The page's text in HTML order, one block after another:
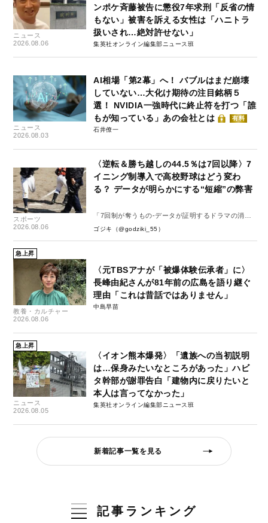
ニュース
2026.08.06
ンポケ斉藤被告に懲役7年求刑「反省の情
もない」被害を訴える女性は「ハニトラ
扱いされ…絶対許せない」
集英社オンライン編集部ニュース班
ニュース
2026.08.03
AI相場「第2幕」へ！ バブルはまだ崩壊
していない…大化け期待の注目銘柄５
選！ NVIDIA一強時代に終止符を打つ「誰
もが知っている」あの会社とは
有料
石井僚一
スポーツ
2026.08.06
〈逆転＆勝ち越しの44.5％は7回以降〉7
イニング制導入で高校野球はどう変わ
る？ データが明らかにする“短縮”の弊害
「7回制が奪うもの-データが証明するドラマの消
失-」
ゴジキ（@godziki_55）
急上昇
教養・カルチャー
2026.08.06
〈元TBSアナが「被爆体験伝承者」に〉
長峰由紀さんが81年前の広島を語り継ぐ
理由「これは昔話ではありません」
中島早苗
急上昇
ニュース
2026.08.05
〈イオン熊本爆発〉「遺族への当初説明
は…保身みたいなところがあった」ハビ
タ幹部が謝罪告白「建物内に戻りたいと
本人は言ってなかった」
集英社オンライン編集部ニュース班
新着記事一覧を見る
記事ランキング